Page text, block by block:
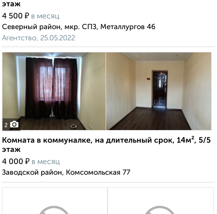
этаж
4 500 ₽ в месяц
Северный район, мкр. СПЗ, Металлургов 46
Агентство, 25.05.2022
2
Комната в коммуналке, на длительный срок, 14м², 5/5
этаж
4 000 ₽ в месяц
Заводской район, Комсомольская 77